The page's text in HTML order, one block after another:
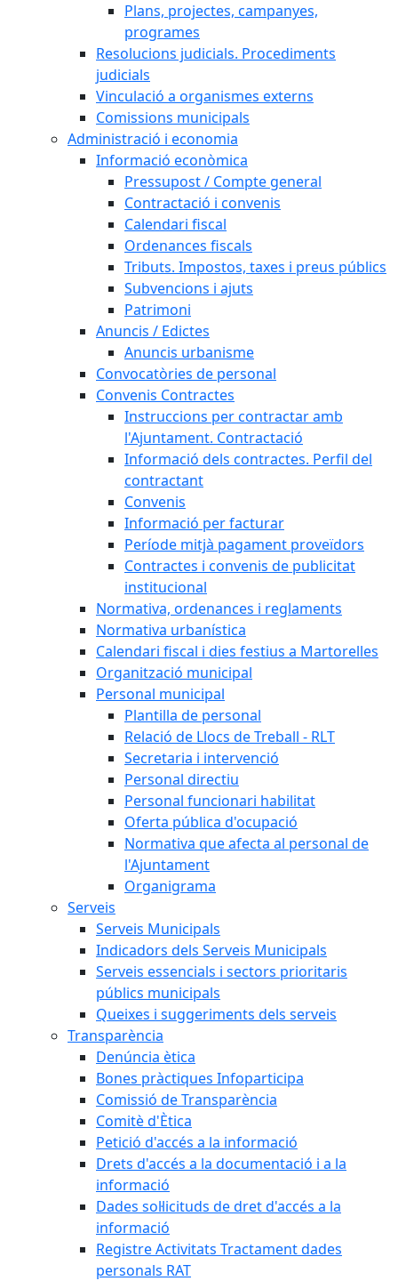
Plans, projectes, campanyes,
programes
Resolucions judicials. Procediments
judicials
Vinculació a organismes externs
Comissions municipals
Administració i economia
Informació econòmica
Pressupost / Compte general
Contractació i convenis
Calendari fiscal
Ordenances fiscals
Tributs. Impostos, taxes i preus públics
Subvencions i ajuts
Patrimoni
Anuncis / Edictes
Anuncis urbanisme
Convocatòries de personal
Convenis Contractes
Instruccions per contractar amb
l'Ajuntament. Contractació
Informació dels contractes. Perfil del
contractant
Convenis
Informació per facturar
Període mitjà pagament proveïdors
Contractes i convenis de publicitat
institucional
Normativa, ordenances i reglaments
Normativa urbanística
Calendari fiscal i dies festius a Martorelles
Organització municipal
Personal municipal
Plantilla de personal
Relació de Llocs de Treball - RLT
Secretaria i intervenció
Personal directiu
Personal funcionari habilitat
Oferta pública d'ocupació
Normativa que afecta al personal de
l'Ajuntament
Organigrama
Serveis
Serveis Municipals
Indicadors dels Serveis Municipals
Serveis essencials i sectors prioritaris
públics municipals
Queixes i suggeriments dels serveis
Transparència
Denúncia ètica
Bones pràctiques Infoparticipa
Comissió de Transparència
Comitè d'Ètica
Petició d'accés a la informació
Drets d'accés a la documentació i a la
informació
Dades sol·licituds de dret d'accés a la
informació
Registre Activitats Tractament dades
personals RAT